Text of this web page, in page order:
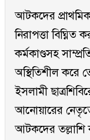
আটকদের
নিরাপত্তা বিঘ্নিত
কর্মকাণ্ডসহ
অস্থিতিশীল করে
ইসলামী
আনোয়ারের
আটকদের তল্লাশি